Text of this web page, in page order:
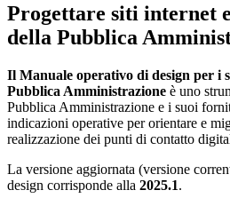
Progettare siti internet
della Pubblica
Il Manuale operativo di design per i
Pubblica Amministrazione è uno
Pubblica Amministrazione e i suoi
indicazioni operative per orientare e
realizzazione dei punti di contatto
La versione aggiornata (versione
design corrisponde alla 2025.1.